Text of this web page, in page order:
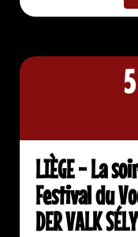
LIÈGE - La
Festival du
DER VALK